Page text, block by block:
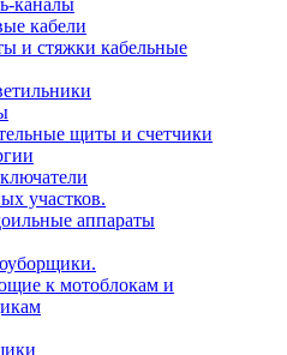
каналы
кабели
и стяжки кабельные
щиты и счетчики
участков.
аппараты
к мотоблокам и